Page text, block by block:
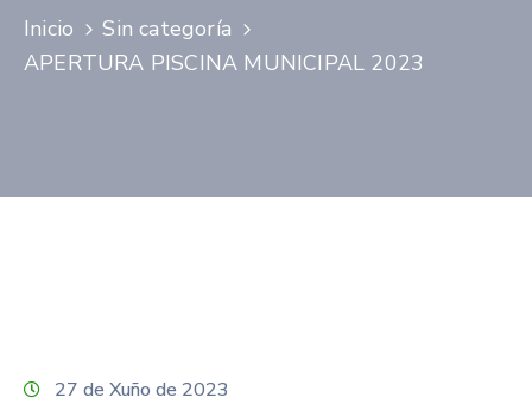
Novas
Inicio
Sin categoría
APERTURA PISCINA MUNICIPAL 2023
27 de Xuño de 2023